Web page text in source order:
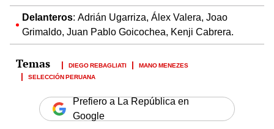
Delanteros: Adrián Ugarriza, Álex Valera, Joao
Grimaldo, Juan Pablo Goicochea, Kenji Cabrera.
DIEGO REBAGLIATI
MANO MENEZES
SELECCIÓN PERUANA
Prefiero a La República en
Google